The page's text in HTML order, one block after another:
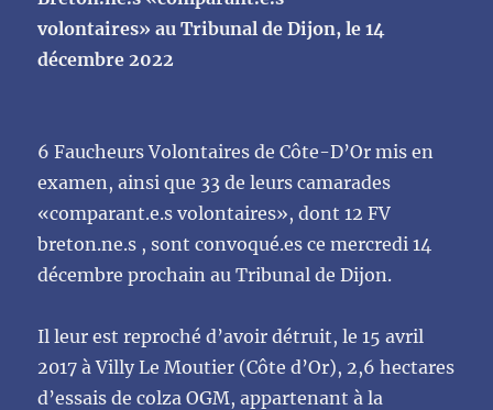
volontaires» au Tribunal de Dijon, le 14
décembre 2022
6 Faucheurs Volontaires de Côte-D’Or mis en
examen, ainsi que 33 de leurs camarades
«comparant.e.s volontaires», dont 12 FV
breton.ne.s , sont convoqué.es ce mercredi 14
décembreprochain au Tribunal de Dijon.
Il leur est reproché d’avoir détruit, le 15 avril
2017 à Villy Le Moutier (Côte d’Or), 2,6 hectares
d’essais de colza OGM, appartenant à la